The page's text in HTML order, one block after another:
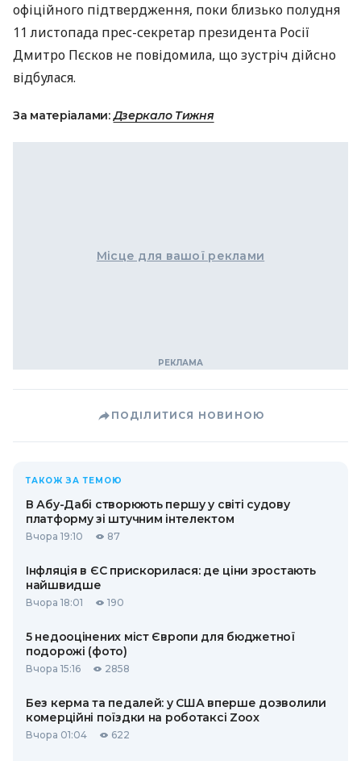
офіційного підтвердження, поки близько полудня
11 листопада прес-секретар президента Росії
Дмитро Пєсков не повідомила, що зустріч дійсно
відбулася.
За матеріалами:Дзеркало Тижня
Місце для вашої реклами
ПОДІЛИТИСЯ НОВИНОЮ
ТАКОЖ ЗА ТЕМОЮ
В Абу-Дабі створюють першу у світі судову
платформу зі штучним інтелектом
Вчора 19:10 87
Інфляція в ЄС прискорилася: де ціни зростають
найшвидше
Вчора 18:01 190
5 недооцінених міст Європи для бюджетної
подорожі (фото)
Вчора 15:16 2858
Без керма та педалей: у США вперше дозволили
комерційні поїздки на роботаксі Zoox
Вчора 01:04 622